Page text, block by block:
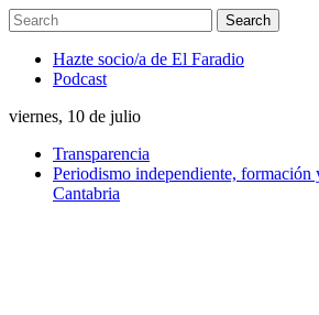
Hazte socio/a de El Faradio
Podcast
viernes, 10 de julio
Transparencia
Periodismo independiente, formación
Cantabria